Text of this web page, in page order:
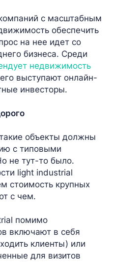
с масштабным
обеспечить
на нее идет со
бизнеса. Среди
недвижимость
выступают онлайн-
инвесторы.
объекты должны
с типовыми
не тут-то было.
light industrial
стоимость крупных
с чем.
помимо
включают в себя
клиенты) или
для визитов